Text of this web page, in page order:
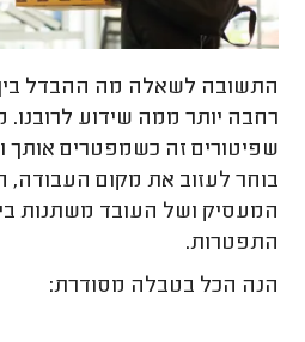
התשובה לשאלה מה ההבדל
רחבה יותר ממה שידוע
שפיטורים זה כשמפטרים
בוחר לעזוב את מקום העבודה,
המעסיק ושל העובד משתנות
התפטרות.
הנה הכל בטבלה מסודרת: